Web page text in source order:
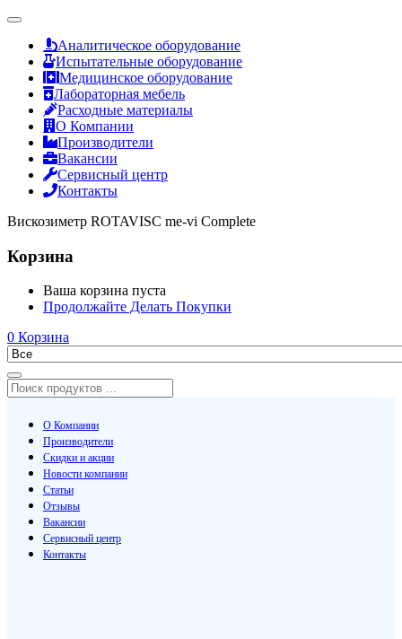
Аналитическое оборудование
Испытательные оборудование
Медицинское оборудование
Лабораторная мебель
Расходные материалы
О Компании
Производители
Вакансии
Сервисный центр
Контакты
Вискозиметр ROTAVISC me-vi Complete
Корзина
Ваша корзина пуста
Продолжайте Делать Покупки
0 Корзина
О Компании
Производители
Скидки и акции
Новости компании
Статьи
Отзывы
Вакансии
Сервисный центр
Контакты